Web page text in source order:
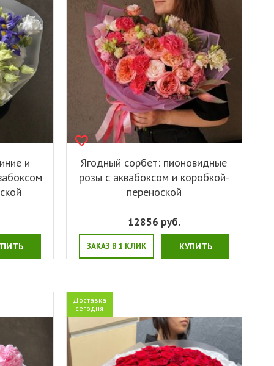
и
Ягодный сорбет: пионовидные
розы с аквабоксом и коробкой-
переноской
12856 руб.
ЗАКАЗ В 1 КЛИК КУПИТЬ
Доставка
сегодня